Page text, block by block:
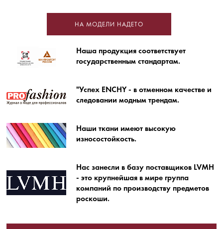
НА МОДЕЛИ НАДЕТО
Наша продукция соответствует
государственным стандартам.
"Успех ENCHY - в отменном качестве и
следовании модным трендам.
Наши ткани имеют высокую
износостойкость.
Нас занесли в базу поставщиков LVMH
- это крупнейшая в мире группа
компаний по производству предметов
роскоши.